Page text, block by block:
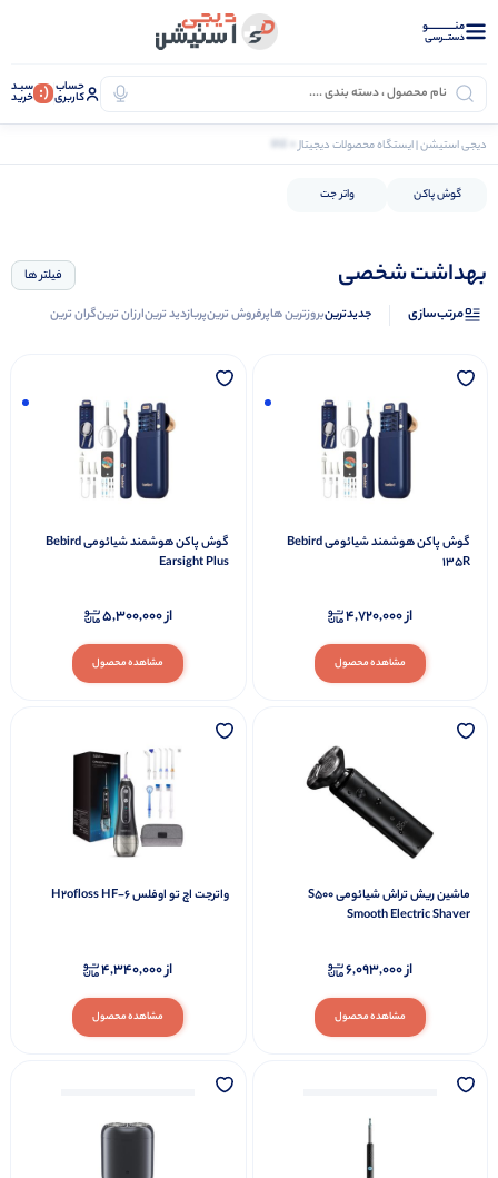
منــــــــــــو
دستــرسی
حساب
کاربری (: سبـد
خرید
دیجی استیشن | ایستگاه محصولات دیجیتال
گوش پاکن واتر جت
بهداشت شخصی فیلتر ها
مرتب‌سازی جدیدترینبروزترین هاپرفروش ترینپربازدید ترینارزان ترینگران ترین
گوش پاکن هوشمند شیائومی Bebird
135R
مشاهده محصول
از4,720,000
گوش پاکن هوشمند شیائومی Bebird
Earsight Plus
مشاهده محصول
از5,300,000
ماشین ریش تراش شیائومی S500
Smooth Electric Shaver
مشاهده محصول
از6,093,000
واترجت اچ تو اوفلس H2ofloss HF-6
مشاهده محصول
از4,340,000